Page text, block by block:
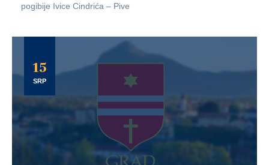
pogibije Ivice Cindrića – Pive
15
SRP